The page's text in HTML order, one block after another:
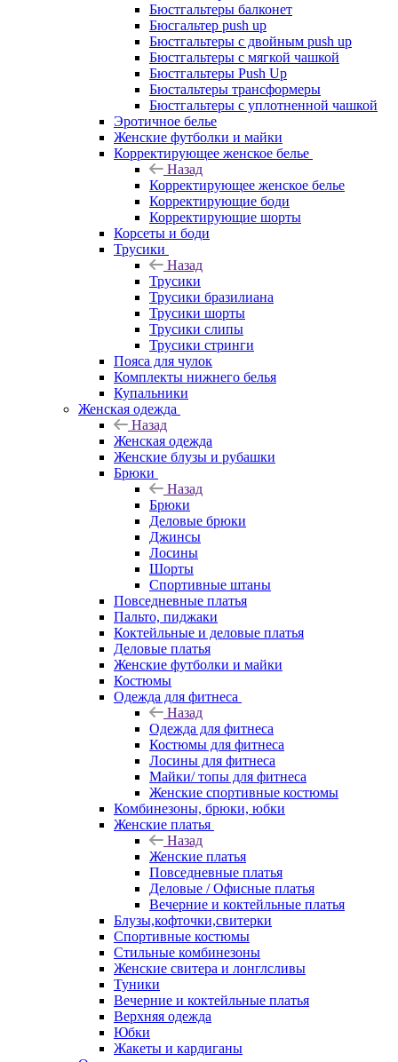
Бюстгальтеры балконет
Бюсгальтер push up
Бюстгальтеры с двойным push up
Бюстгальтеры с мягкой чашкой
Бюстгальтеры Push Up
Бюстальтеры трансформеры
Бюстгальтеры с уплотненной чашкой
Эротичное белье
Женские футболки и майки
Корректирующее женское белье
Назад
Корректирующее женское белье
Корректирующие боди
Корректирующие шорты
Корсеты и боди
Трусики
Назад
Трусики
Трусики бразилиана
Трусики шорты
Трусики слипы
Трусики стринги
Пояса для чулок
Комплекты нижнего белья
Купальники
Женская одежда
Назад
Женская одежда
Женские блузы и рубашки
Брюки
Назад
Брюки
Деловые брюки
Джинсы
Лосины
Шорты
Спортивные штаны
Повседневные платья
Пальто, пиджаки
Коктейльные и деловые платья
Деловые платья
Женские футболки и майки
Костюмы
Одежда для фитнеса
Назад
Одежда для фитнеса
Костюмы для фитнеса
Лосины для фитнеса
Майки/ топы для фитнеса
Женские спортивные костюмы
Комбинезоны, брюки, юбки
Женские платья
Назад
Женские платья
Повседневные платья
Деловые / Офисные платья
Вечерние и коктейльные платья
Блузы,кофточки,свитерки
Спортивные костюмы
Стильные комбинезоны
Женские свитера и лонглсливы
Туники
Вечерние и коктейльные платья
Верхняя одежда
Юбки
Жакеты и кардиганы